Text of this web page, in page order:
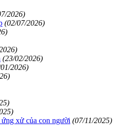
2026)
(02/07/2026)
(23/02/2026)
2026)
xử của con người (07/11/2025)